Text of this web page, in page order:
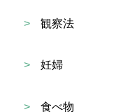
> 観察法
> 妊婦
> 食べ物